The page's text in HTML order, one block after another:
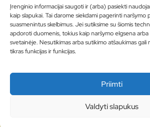
Įrenginio informacijai saugoti ir (arba) pasiekti
kaip slapukai. Tai darome siekdami pagerinti naršymo
suasmenintus skelbimus. Jei sutiksime su šiomis
apdoroti duomenis, tokius kaip naršymo elgsena arba
svetainėje. Nesutikimas arba sutikimo atšaukimas gali
tikras funkcijas ir funkcijas.
Priimti
Valdyti slapukus
Tapkite
partneriu
Visas
produktų
asortimentas
Produktų
Blogas